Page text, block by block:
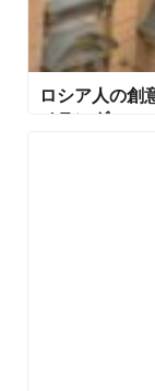
ロシア人の創
ベランダ